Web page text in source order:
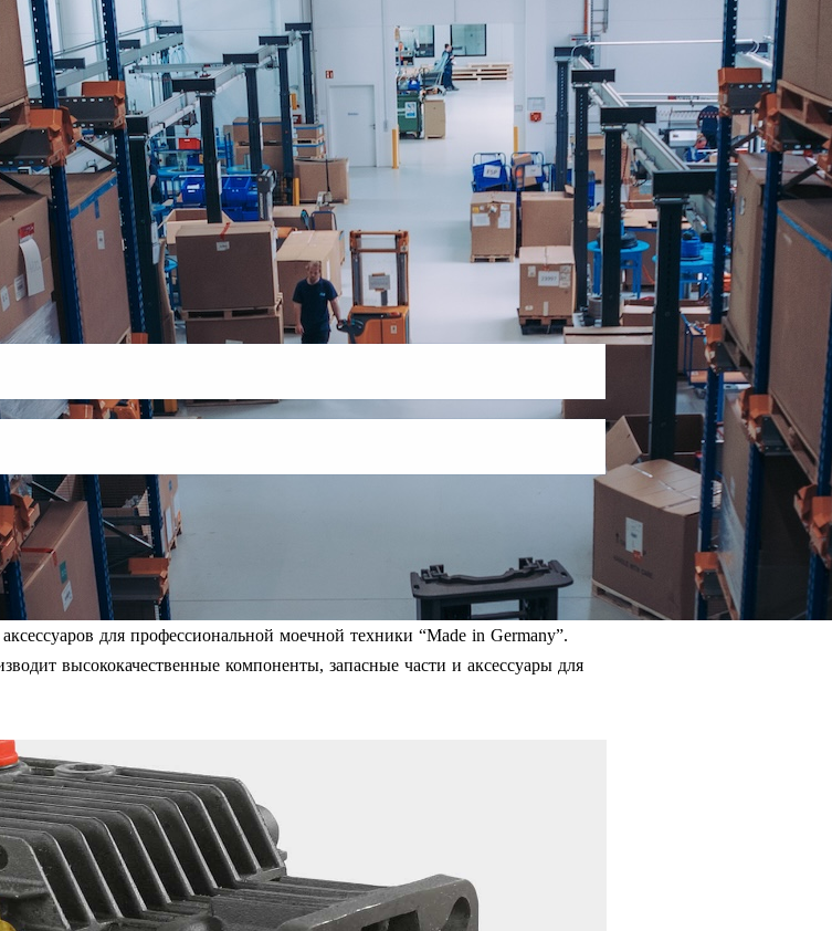
для профессиональной моечной техники “Made in Germany”.
высококачественные компоненты, запасные части и аксессуары для